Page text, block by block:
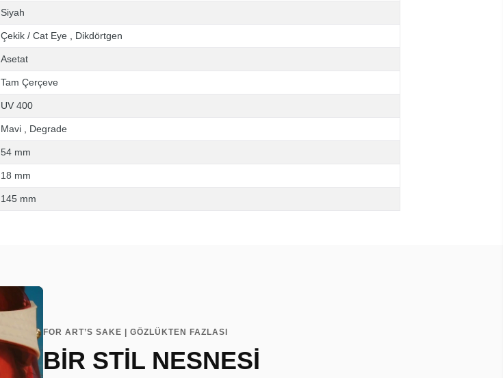
Siyah
Çekik / Cat Eye Dikdörtgen
Asetat
Tam Çerçeve
UV 400
Mavi Degrade
54 mm
18 mm
145 mm
FOR ART’S SAKE | GÖZLÜKTEN FAZLASI
BİR STİL NESNESİ